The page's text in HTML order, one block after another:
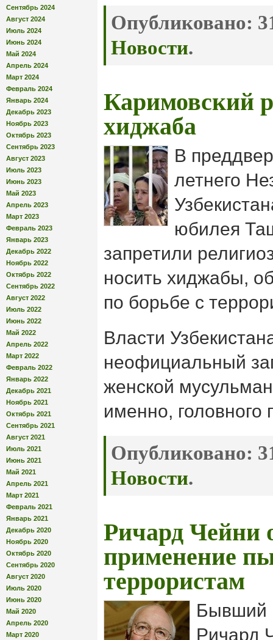
Сентябрь 2024
Август 2024
Июль 2024
Июнь 2024
Май 2024
Апрель 2024
Март 2024
Февраль 2024
Январь 2024
Декабрь 2023
Ноябрь 2023
Октябрь 2023
Сентябрь 2023
Август 2023
Июль 2023
Июнь 2023
Май 2023
Апрель 2023
Март 2023
Февраль 2023
Январь 2023
Декабрь 2022
Ноябрь 2022
Октябрь 2022
Сентябрь 2022
Август 2022
Июль 2022
Июнь 2022
Май 2022
Апрель 2022
Март 2022
Февраль 2022
Январь 2022
Декабрь 2021
Ноябрь 2021
Октябрь 2021
Сентябрь 2021
Август 2021
Июль 2021
Июнь 2021
Май 2021
Апрель 2021
Март 2021
Февраль 2021
Январь 2021
Декабрь 2020
Ноябрь 2020
Октябрь 2020
Сентябрь 2020
Август 2020
Июль 2020
Июнь 2020
Май 2020
Апрель 2020
Март 2020
Опубликовано:
Новости.
Каримовский
хиджаба
В
летнего
юбилея
запретили
носить хиджабы,
по борьбе с
Власти
неофициальный
женской
именно,
Опубликовано:
Новости.
Ричард Чейни
применение
террористам
Бывший
Ричард